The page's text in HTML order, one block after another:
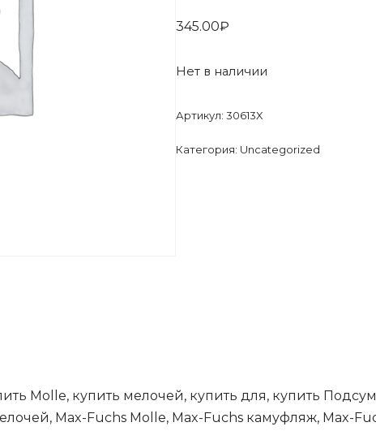
345.00₽
Нет в наличии
Артикул:30613X
Категория: Uncategorized
Molle, купить мелочей, купить для, купить
Max-Fuchs Molle, Max-Fuchs камуфляж, Max-